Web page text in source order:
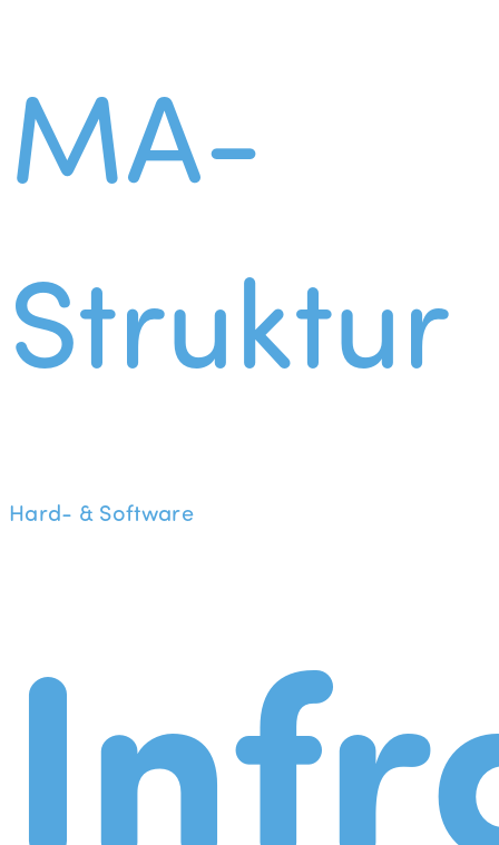
MA-
Struktur
Hard- & Software